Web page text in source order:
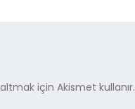
için Akismet kullanır.